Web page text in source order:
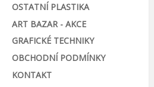
OSTATNÍ PLASTIKA
ART BAZAR - AKCE
GRAFICKÉ TECHNIKY
OBCHODNÍ PODMÍNKY
KONTAKT